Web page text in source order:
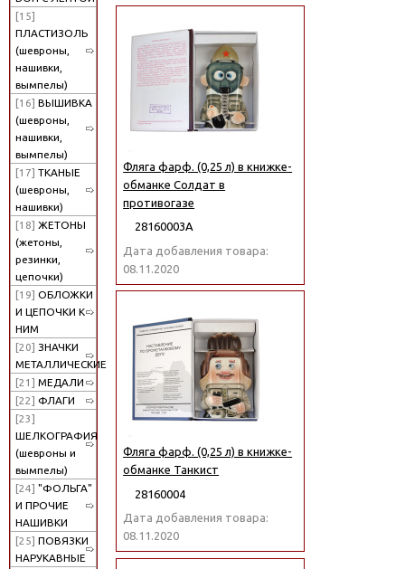
[15]
ПЛАСТИЗОЛЬ
(шевроны,
нашивки,
вымпелы)
[16] ВЫШИВКА
(шевроны,
нашивки,
вымпелы)
[17] ТКАНЫЕ
(шевроны,
нашивки)
[18] ЖЕТОНЫ
(жетоны,
резинки,
цепочки)
[19] ОБЛОЖКИ
И ЦЕПОЧКИ К
НИМ
[20] ЗНАЧКИ
МЕТАЛЛИЧЕСКИЕ
[21] МЕДАЛИ
[22] ФЛАГИ
[23]
ШЕЛКОГРАФИЯ
(шевроны и
вымпелы)
[24] "ФОЛЬГА"
И ПРОЧИЕ
НАШИВКИ
[25] ПОВЯЗКИ
НАРУКАВНЫЕ
Фляга фарф. (0,25 л) в книжке-
обманке Солдат в
противогазе
28160003А
Дата добавления товара:
08.11.2020
Фляга фарф. (0,25 л) в книжке-
обманке Танкист
28160004
Дата добавления товара:
08.11.2020